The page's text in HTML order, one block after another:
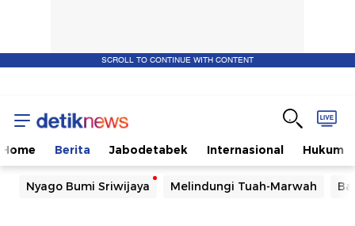
SCROLL TO CONTINUE WITH CONTENT
Home Berita Jabodetabek Internasional Hukum
Nyago Bumi Sriwijaya Melindungi Tuah-Marwah